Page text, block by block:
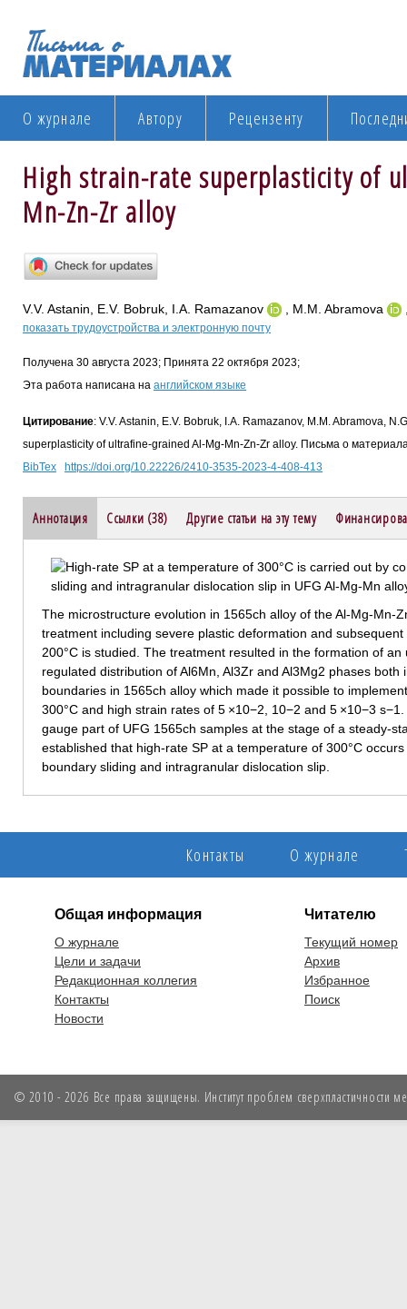
О журнале Автору Рецензенту
High strain-rate superplasticity of
Mn-Zn-Zr alloy
V.V. Astanin, E.V. Bobruk, I.A. Ramazanov , M.M. Abramova
показать трудоустройства и электронную почту
Получена 30 августа 2023; Принята 22 октября 2023;
Эта работа написана на английском языке
Цитирование: V.V. Astanin, E.V. Bobruk, I.A. Ramazanov, M.M. Abramova,
superplasticity of ultrafine-grained Al-Mg-Mn-Zn-Zr alloy. Письма о
BibTex
https://doi.org/10.22226/2410-3535-2023-4-408-413
Аннотация Ссылки (38) Другие статьи на эту тему
The microstructure evolution in 1565ch alloy of the Al-Mg-Mn-
treatment including severe plastic deformation and
200°C is studied. The treatment resulted in the formation of
regulated distribution of Al6Mn, Al3Zr and Al3Mg2 phases
boundaries in 1565ch alloy which made it possible to
300°C and high strain rates of 5 ×10−2, 10−2 and 5 ×10−3
gauge part of UFG 1565ch samples at the stage of a steady-
established that high-rate SP at a temperature of 300°C
boundary sliding and intragranular dislocation slip.
Контакты О журнале
Общая информация
О журнале
Цели и задачи
Редакционная коллегия
Контакты
Новости
Читателю
Текущий номер
Архив
Избранное
Поиск
© 2010 - 2026 Все права защищены. Институт проблем сверхпластичности